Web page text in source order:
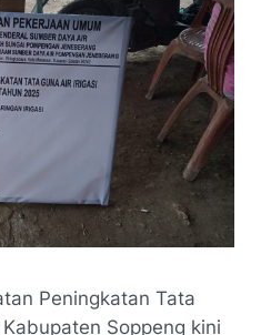
Peningkatan Tata
Soppeng kini